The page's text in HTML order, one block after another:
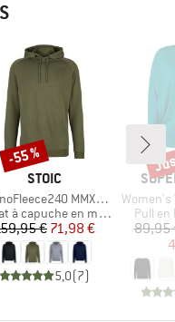
MARQUE
STOIC
MMXX.Persberg Hoody
group
à capuche en mérinos
Prix
€Prix réduit
71,98 €
5,0(7)
Remise
-55 %
Article
Women's
Pull en
89,95